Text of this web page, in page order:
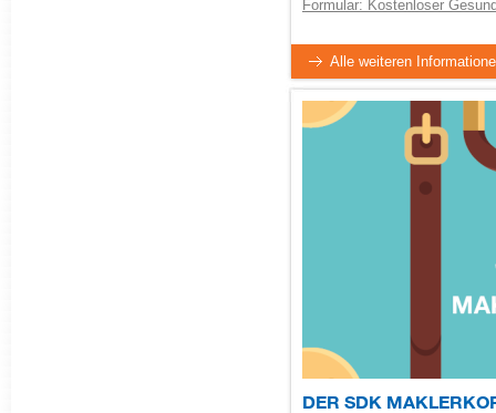
Formular: Kostenloser
Alle weiteren
DER SDK